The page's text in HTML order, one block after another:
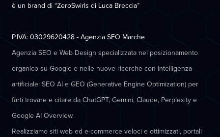
è un brand di “ZeroSwirls di Luca Breccia”
P.IVA: 03029620428 - Agenzia SEO Marche
Agenzia SEO e Web Design specializzata nel posizionamento
organico su Google e nelle nuove ricerche con intelligenza
artificiale: SEO AI e GEO (Generative Engine Optimization) per
farti trovare e citare da ChatGPT, Gemini, Claude, Perplexity e
Google AI Overview.
Realizziamo siti web ed e-commerce veloci e ottimizzati, portali